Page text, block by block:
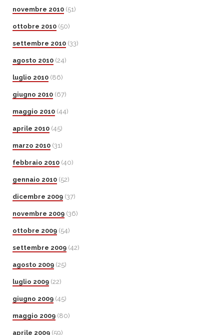
novembre 2010 (51)
ottobre 2010 (50)
settembre 2010 (33)
agosto 2010 (24)
luglio 2010 (86)
giugno 2010 (67)
maggio 2010 (44)
aprile 2010 (45)
marzo 2010 (31)
febbraio 2010 (40)
gennaio 2010 (52)
dicembre 2009 (37)
novembre 2009 (36)
ottobre 2009 (54)
settembre 2009 (42)
agosto 2009 (25)
luglio 2009 (22)
giugno 2009 (45)
maggio 2009 (80)
aprile 2009 (59)